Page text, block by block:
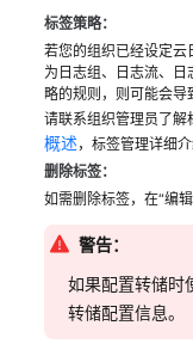
式）
日
志
可
视
化
日
志
告
警
标签策略：
若您的组织已经设定云
为日志组、日志流、
略的规则，则可能会导
请联系组织管理员了解
概述，标签管理详细
删除标签：
如需删除标签，在“编
警告：
如果配置转储时
转储配置信息。